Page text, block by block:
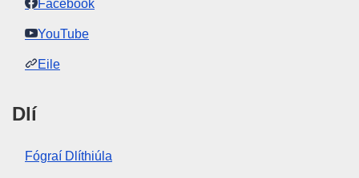
Facebook
YouTube
Eile
Dlí
Fógraí Dlíthiúla